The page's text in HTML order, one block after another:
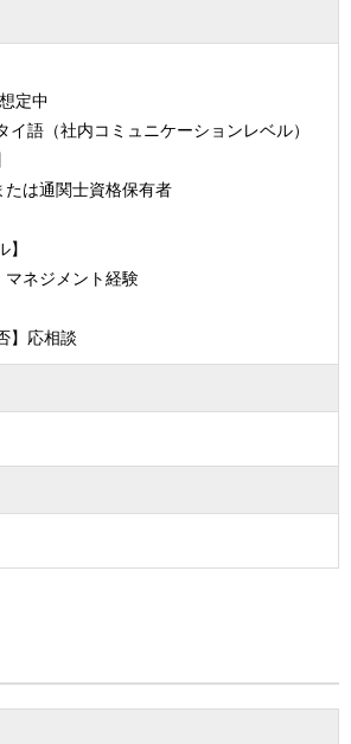
定中
イ語（社内コミュニケーションレベル）
は通関士資格保有者
ネジメント経験
】応相談